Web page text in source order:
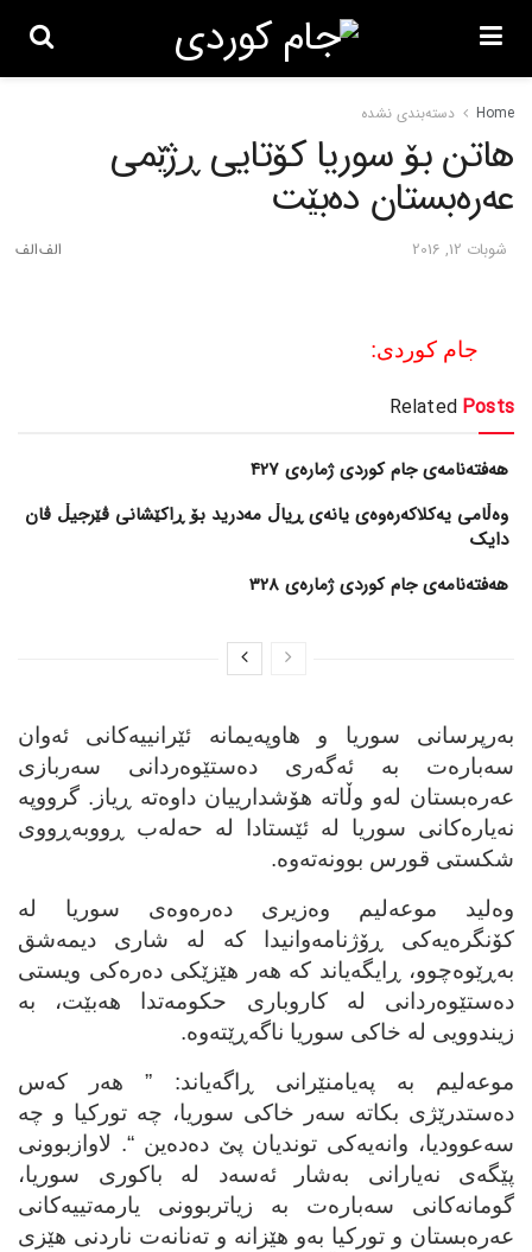
Home دسته‌بندی نشده
هاتن بۆ سوریا کۆتایی ڕژێمی
عه‌ره‌بستان ده‌بێت
شوبات 12, 2016
جام کوردی:
Related Posts
هەفتەنامەی جام کوردی ژمارەی 427
وەڵامی یەکلاکەرەوەی یانەی ڕیاڵ مەدرید بۆ ڕاکێشانی ڤێرجیڵ ڤان
دایک
هەفتەنامەی جام کوردی ژمارەی 328
به‌رپرسانی سوریا و هاوپه‌یمانه‌ ئێرانییه‌کانی ئه‌وان
سه‌باره‌ت به‌ ئه‌گه‌ری ده‌ستێوه‌ردانی سه‌ربازی
عه‌ره‌بستان له‌و وڵاته‌ هۆشدارییان داوه‌ته‌ ڕیاز. گرووپه‌
نه‌یاره‌کانی سوریا له‌ ئێستادا له‌ حه‌له‌ب ڕووبه‌ڕووی
شکستی قورس بوونه‌ته‌وه‌.
وه‌لید موعه‌لیم وه‌زیری ده‌ره‌وه‌ی سوریا له‌
کۆنگره‌یه‌کی ڕۆژنامه‌وانیدا که‌ له‌ شاری دیمه‌شق
به‌ڕێوه‌چوو، ڕایگه‌یاند که‌ هه‌ر هێزێکی ده‌ره‌کی ویستی
ده‌ستێوه‌ردانی له‌ کاروباری حکومه‌تدا هه‌بێت، به‌
زیندوویی له‌ خاکی سوریا ناگه‌ڕێته‌وه‌.
موعه‌لیم به‌ په‌یامنێرانی ڕاگه‌یاند: ” هه‌ر که‌س
ده‌ستدرێژی بکاته‌ سه‌ر خاکی سوریا، چه‌ تورکیا و چه‌
سه‌عوودیا، وانه‌یه‌کی توندیان پێ ده‌ده‌ین “. لاوازبوونی
پێگه‌ی نه‌یارانی به‌شار ئه‌سه‌د له‌ باکوری سوریا،
گومانه‌کانی سه‌باره‌ت به‌ زیاتربوونی یارمه‌تییه‌کانی
عه‌ره‌بستان و تورکیا به‌و هێزانه‌ و ته‌نانه‌ت ناردنی هێزی